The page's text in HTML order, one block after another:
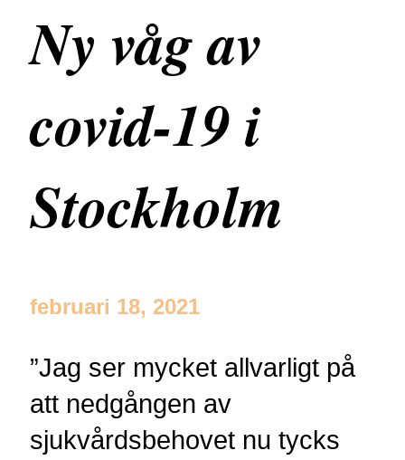
Ny våg av
covid-19 i
Stockholm
februari 18, 2021
”Jag ser mycket allvarligt på
att nedgången av
sjukvårdsbehovet nu tycks